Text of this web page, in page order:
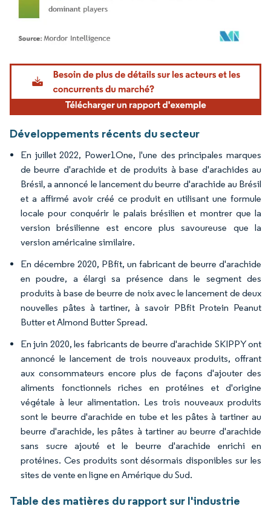
Image © Mordor Intelligence. La réutilisation nécessite une attribution sous CC BY
Développements récents du secteur
En juillet 2022, Power1One, l'une des principales marques
de beurre d'arachide et de produits à base d'arachides au
Brésil, a annoncé le lancement du beurre d'arachide au Brésil
et a affirmé avoir créé ce produit en utilisant une formule
locale pour conquérir le palais brésilien et montrer que la
version brésilienne est encore plus savoureuse que la
version américaine similaire.
En décembre 2020, PBfit, un fabricant de beurre d'arachide
en poudre, a élargi sa présence dans le segment des
produits à base de beurre de noix avec le lancement de deux
nouvelles pâtes à tartiner, à savoir PBfit Protein Peanut
Butter et Almond Butter Spread.
En juin 2020, les fabricants de beurre d'arachide SKIPPY ont
annoncé le lancement de trois nouveaux produits, offrant
aux consommateurs encore plus de façons d'ajouter des
aliments fonctionnels riches en protéines et d'origine
végétale à leur alimentation. Les trois nouveaux produits
sont le beurre d'arachide en tube et les pâtes à tartiner au
beurre d'arachide, les pâtes à tartiner au beurre d'arachide
sans sucre ajouté et le beurre d'arachide enrichi en
protéines. Ces produits sont désormais disponibles sur les
sites de vente en ligne en Amérique du Sud.
Table des matières du rapport sur l'industrie